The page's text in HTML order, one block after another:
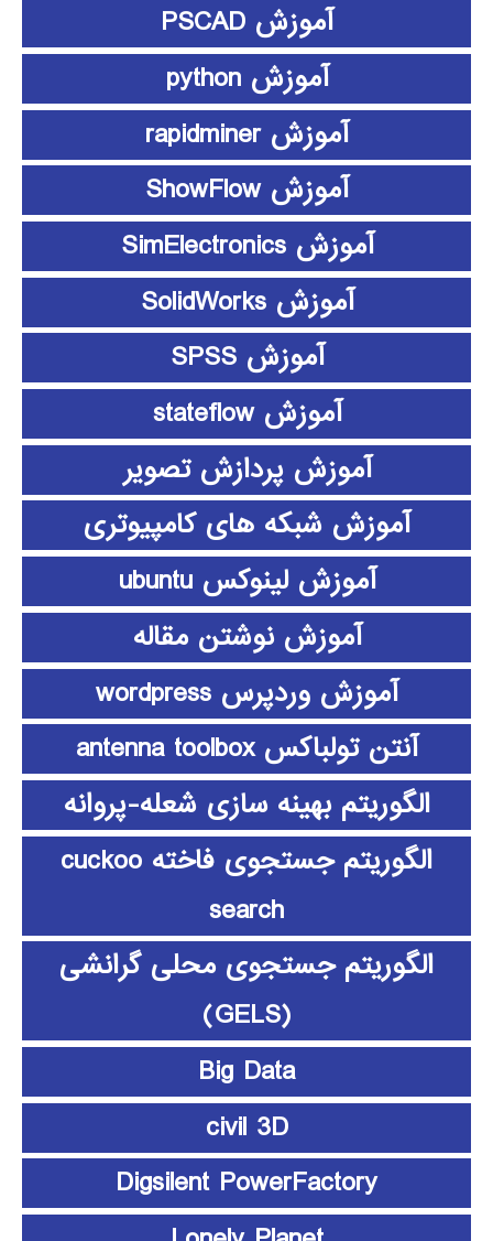
آموزش PSCAD
آموزش python
آموزش rapidminer
آموزش ShowFlow
آموزش SimElectronics
آموزش SolidWorks
آموزش SPSS
آموزش stateflow
آموزش پردازش تصویر
آموزش شبکه های کامپیوتری
آموزش لینوکس ubuntu
آموزش نوشتن مقاله
آموزش وردپرس wordpress
آنتن تولباکس antenna toolbox
الگوریتم بهینه سازی شعله-پروانه
الگوریتم جستجوی فاخته cuckoo
search
الگوریتم جستجوی محلی گرانشی
(GELS)
Big Data
civil 3D
Digsilent PowerFactory